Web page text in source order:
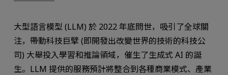
大型語言模型 (LLM) 於 2022 年底問世，吸引了全球關
注，帶動科技巨擘 (即開發出改變世界的技術的科技公
司) 大舉投入學習和推論領域，催生了生成式 AI 的誕
生。LLM 提供的服務預計將整合到各種商業模式、產業